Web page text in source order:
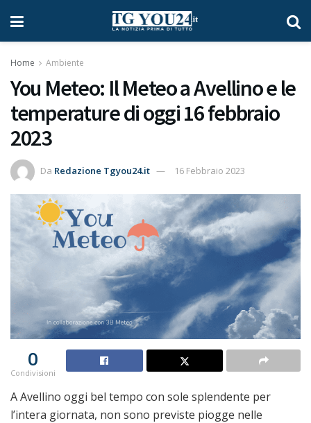
Home Ambiente
You Meteo: Il Meteo a Avellino e le
temperature di oggi 16 febbraio
2023
Da Redazione Tgyou24.it 16 Febbraio 2023
0
Condivisioni
A Avellino oggi bel tempo con sole splendente per
l’intera giornata, non sono previste piogge nelle